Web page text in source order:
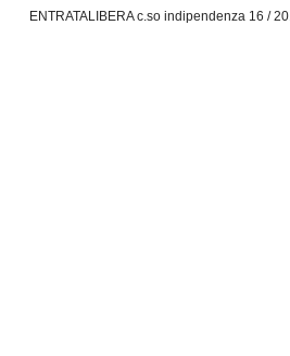
ENTRATALIBERA c.so indipendenza 16 /